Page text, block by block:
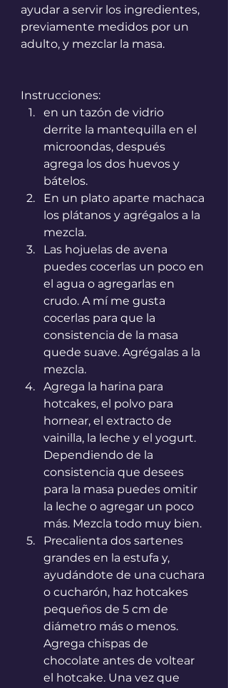
ayudar a servir los ingredientes,
previamente medidos por un
adulto, y mezclar la masa.
Instrucciones:
en un tazón de vidrio
derrite la mantequilla en el
microondas, después
agrega los dos huevos y
bátelos.
En un plato aparte machaca
los plátanos y agrégalos a la
mezcla.
Las hojuelas de avena
puedes cocerlas un poco en
el agua o agregarlas en
crudo. A mí me gusta
cocerlas para que la
consistencia de la masa
quede suave. Agrégalas a la
mezcla.
Agrega la harina para
hotcakes, el polvo para
hornear, el extracto de
vainilla, la leche y el yogurt.
Dependiendo de la
consistencia que desees
para la masa puedes omitir
la leche o agregar un poco
más. Mezcla todo muy bien.
Precalienta dos sartenes
grandes en la estufa y,
ayudándote de una cuchara
o cucharón, haz hotcakes
pequeños de 5 cm de
diámetro más o menos.
Agrega chispas de
chocolate antes de voltear
el hotcake. Una vez que